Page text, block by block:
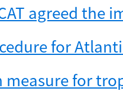
agreed the
for
measure for